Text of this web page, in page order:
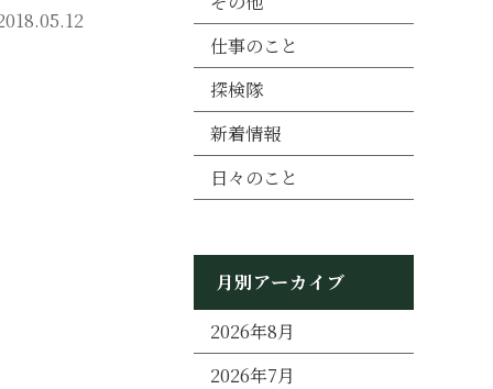
仕事のこと
探検隊
新着情報
日々のこと
月別アーカイブ
2026年8月
2026年7月